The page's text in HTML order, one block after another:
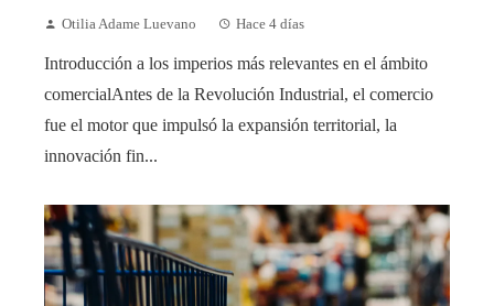
Otilia Adame Luevano Hace 4 días
Introducción a los imperios más relevantes en el ámbito
comercialAntes de la Revolución Industrial, el comercio
fue el motor que impulsó la expansión territorial, la
innovación fin...